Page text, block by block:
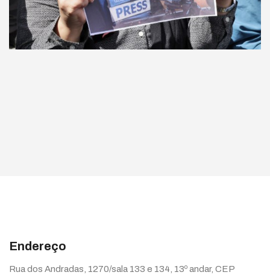
Endereço
Rua dos Andradas, 1270/sala 133 e 134, 13º andar, CEP